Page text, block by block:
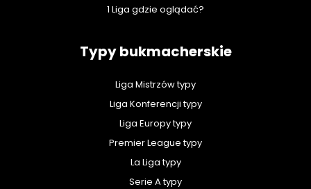
1 Liga gdzie oglądać?
Typy bukmacherskie
Liga Mistrzów typy
Liga Konferencji typy
Liga Europy typy
Premier League typy
La Liga typy
Serie A typy